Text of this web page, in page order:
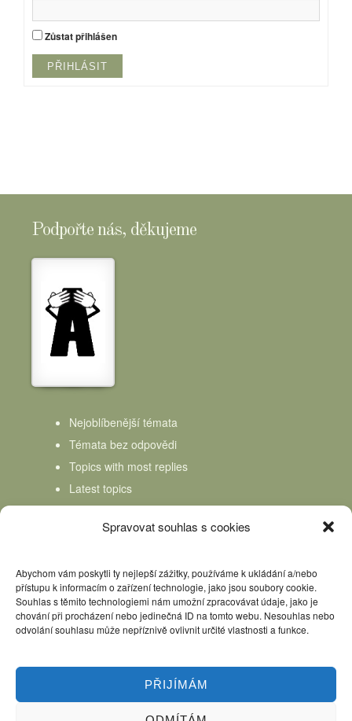
Spravovat souhlas s cookies
Abychom vám poskytli ty nejlepší zážitky, používáme k ukládání a/nebo
přístupu k informacím o zařízení technologie, jako jsou soubory cookie.
Souhlas s těmito technologiemi nám umožní zpracovávat údaje, jako je
chování při procházení nebo jedinečná ID na tomto webu. Nesouhlas nebo
odvolání souhlasu může nepříznivě ovlivnit určité vlastnosti a funkce.
PŘIJÍMÁM
Zůstat přihlášen
PŘIHLÁSIT
Podpořte nás, děkujeme
Nejoblíbenější témata
Témata bez odpovědi
Topics with most replies
Latest topics
Topics Freshness